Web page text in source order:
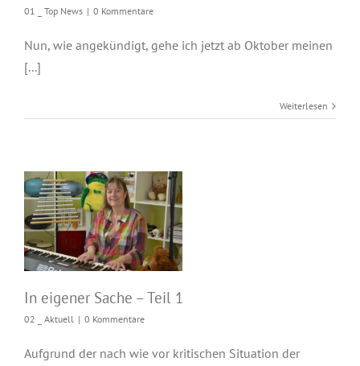
01 _ Top News | 0 Kommentare
Nun, wie angekündigt, gehe ich jetzt ab Oktober meinen
[...]
Weiterlesen
In eigener Sache –
Teil 1
In eigener Sache – Teil 1
02 _ Aktuell | 0 Kommentare
Aufgrund der nach wie vor kritischen Situation der